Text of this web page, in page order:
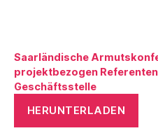
Saarländische
projektbezogen
Geschäftsstelle
HERUNTERLADEN